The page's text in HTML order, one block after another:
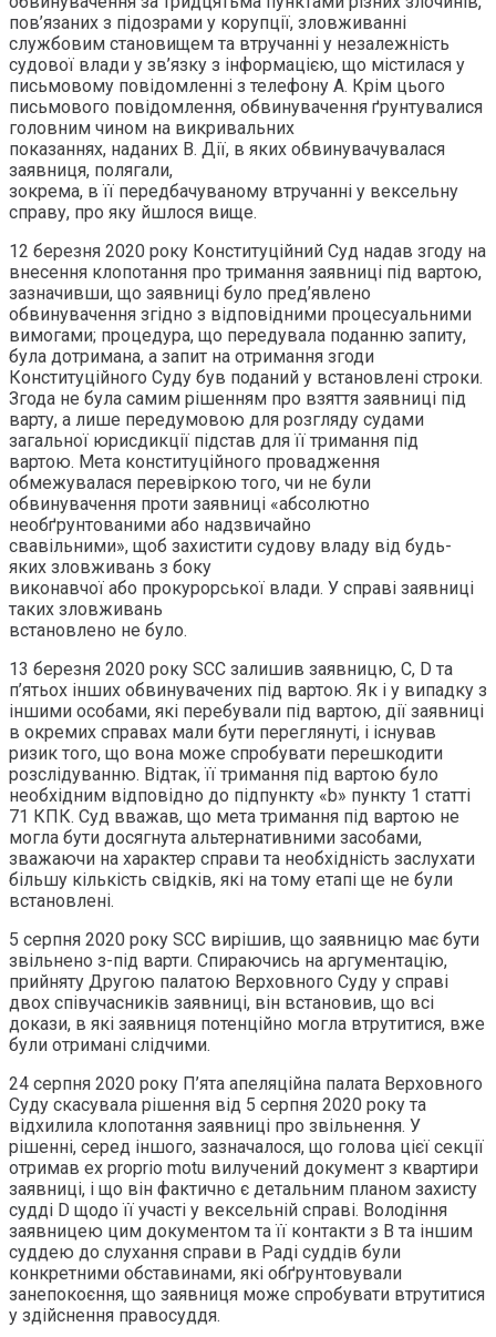
пов’язаних з підозрами у корупції, зловживанні
службовим становищем та втручанні у незалежність
судової влади у зв’язку з інформацією, що містилася у
письмовому повідомленні з телефону А. Крім цього
письмового повідомлення, обвинувачення ґрунтувалися
головним чином на викривальних
показаннях, наданих B. Дії, в яких обвинувачувалася
заявниця, полягали,
зокрема, в її передбачуваному втручанні у вексельну
справу, про яку йшлося вище.
12 березня 2020 року Конституційний Суд надав згоду на
внесення клопотання про тримання заявниці під вартою,
зазначивши, що заявниці було пред’явлено
обвинувачення згідно з відповідними процесуальними
вимогами; процедура, що передувала поданню запиту,
була дотримана, а запит на отримання згоди
Конституційного Суду був поданий у встановлені строки.
Згода не була самим рішенням про взяття заявниці під
варту, а лише передумовою для розгляду судами
загальної юрисдикції підстав для її тримання під
вартою. Мета конституційного провадження
обмежувалася перевіркою того, чи не були
обвинувачення проти заявниці «абсолютно
необґрунтованими або надзвичайно
свавільними», щоб захистити судову владу від будь-
яких зловживань з боку
виконавчої або прокурорської влади. У справі заявниці
таких зловживань
встановлено не було.
13 березня 2020 року SCC залишив заявницю, C, D та
п’ятьох інших обвинувачених під вартою. Як і у випадку з
іншими особами, які перебували під вартою, дії заявниці
в окремих справах мали бути переглянуті, і існував
ризик того, що вона може спробувати перешкодити
розслідуванню. Відтак, її тримання під вартою було
необхідним відповідно до підпункту «b» пункту 1 статті
71 КПК. Суд вважав, що мета тримання під вартою не
могла бути досягнута альтернативними засобами,
зважаючи на характер справи та необхідність заслухати
більшу кількість свідків, які на тому етапі ще не були
встановлені.
5 серпня 2020 року SCC вирішив, що заявницю має бути
звільнено з-під варти. Спираючись на аргументацію,
прийняту Другою палатою Верховного Суду у справі
двох співучасників заявниці, він встановив, що всі
докази, в які заявниця потенційно могла втрутитися, вже
були отримані слідчими.
24 серпня 2020 року П’ята апеляційна палата Верховного
Суду скасувала рішення від 5 серпня 2020 року та
відхилила клопотання заявниці про звільнення. У
рішенні, серед іншого, зазначалося, що голова цієї секції
отримав ex proprio motu вилучений документ з квартири
заявниці, і що він фактично є детальним планом захисту
судді D щодо її участі у вексельній справі. Володіння
заявницею цим документом та її контакти з B та іншим
суддею до слухання справи в Раді суддів були
конкретними обставинами, які обґрунтовували
занепокоєння, що заявниця може спробувати втрутитися
у здійснення правосуддя.